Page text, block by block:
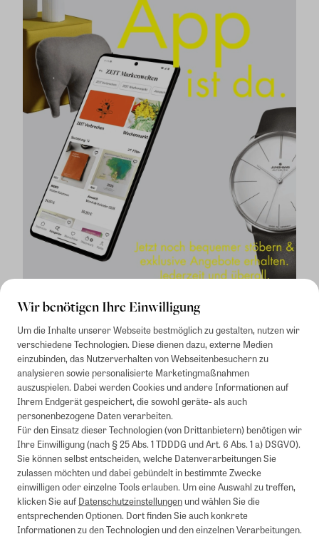
Wir benötigen Ihre Einwilligung
Um die Inhalte unserer Webseite bestmöglich zu gestalten, nutzen wir
verschiedene Technologien. Diese dienen dazu, externe Medien
einzubinden, das Nutzerverhalten von Webseitenbesuchern zu
analysieren sowie personalisierte Marketingmaßnahmen
auszuspielen. Dabei werden Cookies und andere Informationen auf
Ihrem Endgerät gespeichert, die sowohl geräte- als auch
personenbezogene Daten verarbeiten.
Für den Einsatz dieser Technologien (von Drittanbietern) benötigen wir
Ihre Einwilligung (nach § 25 Abs. 1 TDDDG und Art. 6 Abs. 1 a) DSGVO).
Sie können selbst entscheiden, welche Datenverarbeitungen Sie
zulassen möchten und dabei gebündelt in bestimmte Zwecke
einwilligen oder einzelne Tools erlauben. Um eine Auswahl zu treffen,
klicken Sie aufDatenschutzeinstellungenund wählen Sie die
entsprechenden Optionen. Dort finden Sie auch konkrete
Informationen zu den Technologien und den einzelnen Verarbeitungen.
1Mindestbestellwert von 50€. Nicht anwendbar auf Produkte, die der
Buchpreisbindung unterliegen, ZEIT-Akademie, e-Books. Keine
Barauszahlung möglich. Nicht mit weiteren Gutscheinen/Rabatten
kombinierbar.
Briefsendungen sind vom kostenlosen Rückversand ausgeschlossen.
Weitere Informationen zu Rücksendungen finden Sie hier.
Alle Preise inkl. gesetzl. MwSt. zzgl. Versandkosten